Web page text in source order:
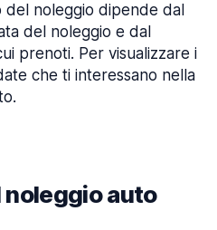
noleggio dipende dal
del noleggio e dal
prenoti. Per visualizzare i
che ti interessano nella
auto